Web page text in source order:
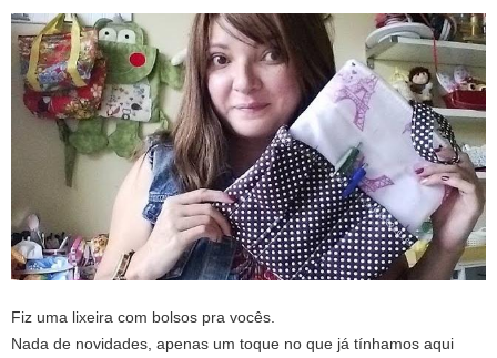
Fiz uma lixeira com bolsos pra vocês.
Nada de novidades, apenas um toque no que já tínhamos aqui